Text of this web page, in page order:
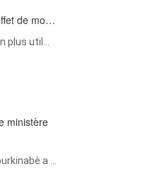
de mo…
plus util…
ministère
a …